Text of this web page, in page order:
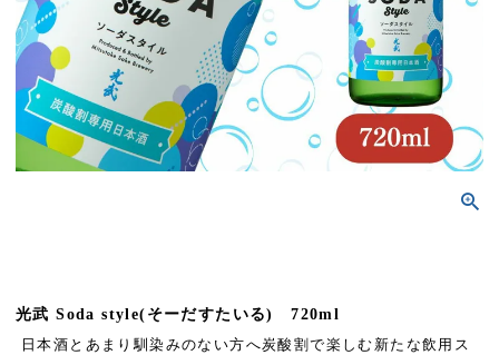
光武 Soda style(そーだすたいる) 720ml
日本酒とあまり馴染みのない方へ炭酸割で楽しむ新たな飲用ス